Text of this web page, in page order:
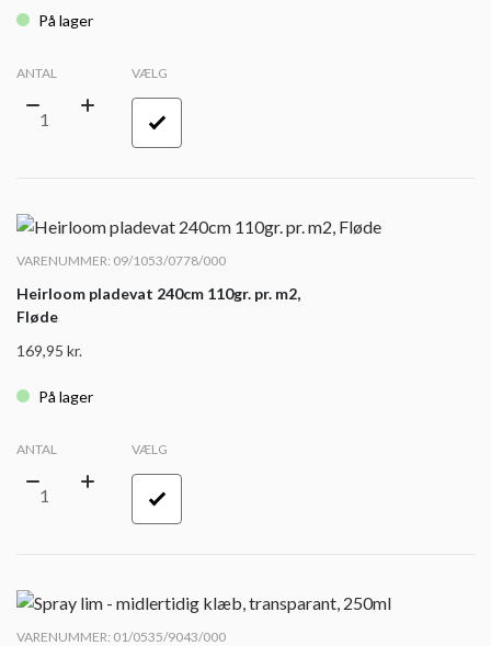
På lager
ANTAL VÆLG
VARENUMMER: 09/1053/0778/000
Heirloom pladevat 240cm 110gr. pr. m2,
Fløde
169,95 kr.
På lager
ANTAL VÆLG
VARENUMMER: 01/0535/9043/000